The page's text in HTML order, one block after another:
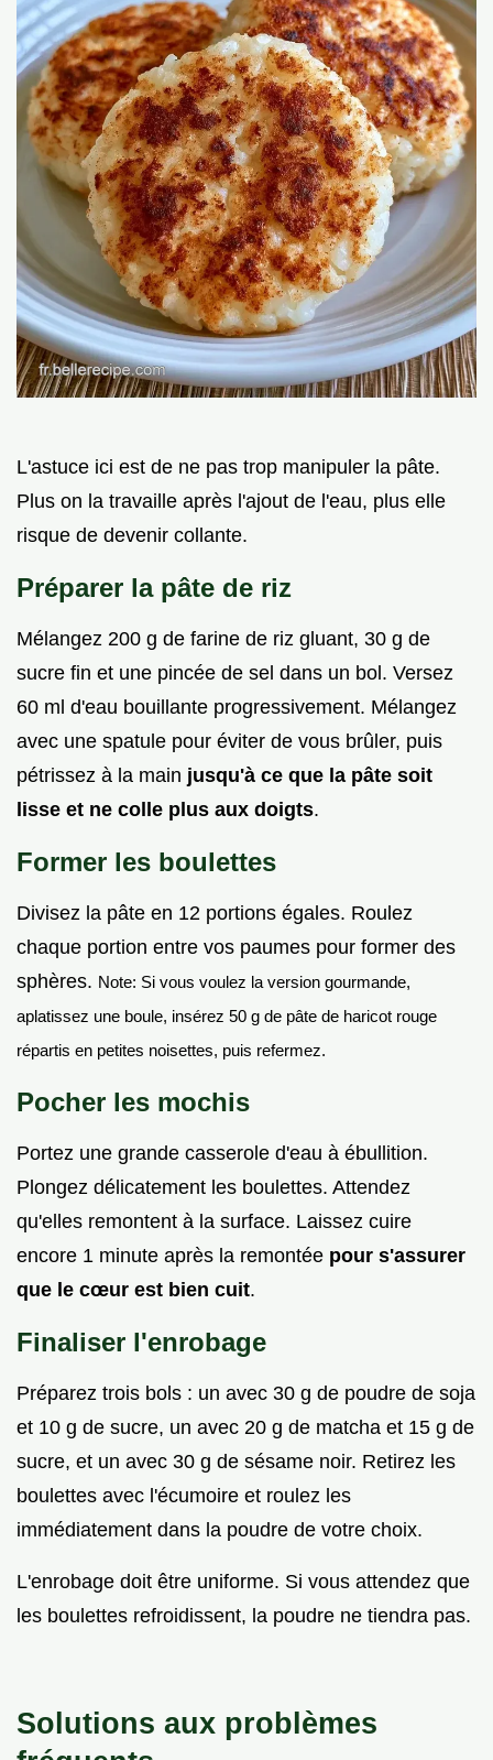
L'astuce ici est de ne pas trop manipuler la pâte.
Plus on la travaille après l'ajout de l'eau, plus elle
risque de devenir collante.
Préparer la pâte de riz
Mélangez 200 g de farine de riz gluant, 30 g de
sucre fin et une pincée de sel dans un bol. Versez
60 ml d'eau bouillante progressivement. Mélangez
avec une spatule pour éviter de vous brûler, puis
pétrissez à la main jusqu'à ce que la pâte soit
lisse et ne colle plus aux doigts.
Former les boulettes
Divisez la pâte en 12 portions égales. Roulez
chaque portion entre vos paumes pour former des
sphères. Note: Si vous voulez la version gourmande,
aplatissez une boule, insérez 50 g de pâte de haricot rouge
répartis en petites noisettes, puis refermez.
Pocher les mochis
Portez une grande casserole d'eau à ébullition.
Plongez délicatement les boulettes. Attendez
qu'elles remontent à la surface. Laissez cuire
encore 1 minute après la remontée pour s'assurer
que le cœur est bien cuit.
Finaliser l'enrobage
Préparez trois bols : un avec 30 g de poudre de soja
et 10 g de sucre, un avec 20 g de matcha et 15 g de
sucre, et un avec 30 g de sésame noir. Retirez les
boulettes avec l'écumoire et roulez les
immédiatement dans la poudre de votre choix.
L'enrobage doit être uniforme. Si vous attendez que
les boulettes refroidissent, la poudre ne tiendra pas.
Solutions aux problèmes